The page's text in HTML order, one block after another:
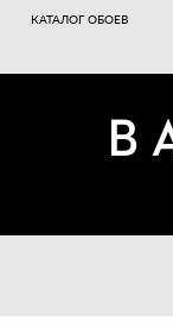
КАТАЛОГ ОБОЕВ